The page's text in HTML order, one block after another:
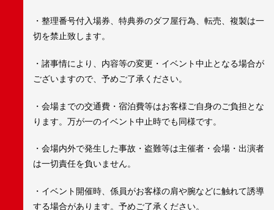
・整理番号付入場券、特典券のダフ屋行為、転売、複製は一
切を禁止致します。
・諸事情により、内容等の変更・イベント中止となる場合が
ございますので、予めご了承ください。
・会場までの交通費・宿泊費等はお客様ご自身のご負担とな
ります。万が一のイベント中止時でも同様です。
・会場内外で発生した事故・盗難等は主催者・会場・出演者
は一切責任を負いません。
・イベント開催時、係員がお客様の肩や腕などに触れて誘導
する場合があります。予めご了承ください。